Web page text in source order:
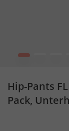
1
Hip-Pants
Pack,